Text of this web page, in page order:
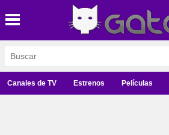
Canales de TV Estrenos Películas